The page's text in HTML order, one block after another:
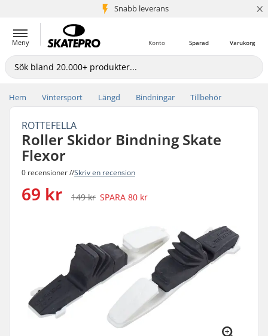
Snabb leverans
5+ milj. kunder ×
Meny Varukorg
Sparad
Konto
Hem Vintersport Längd Bindningar Tillbehör
ROTTEFELLA
Roller Skidor Bindning Skate
Flexor
0 recensioner //Skriv en recension
69 kr 149 kr SPARA 80 kr